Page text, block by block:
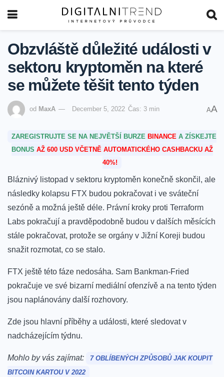
Obzvláště důležité události v
sektoru kryptoměn na které
se můžete těšit tento týden
od MaxA December 5, 2022 Čas: 3 min AA
ZAREGISTRUJTE SE NA NEJVĚTŠÍ BURZE BINANCE A ZÍSKEJTE
BONUS AŽ 600 USD VČETNĚ AUTOMATICKÉHO CASHBACKU AŽ
40%!
Bláznivý listopad v sektoru kryptoměn konečně skončil, ale
následky kolapsu FTX budou pokračovat i ve sváteční
sezóně a možná ještě déle. Právní kroky proti Terraform
Labs pokračují a pravděpodobně budou v dalších měsících
stále pokračovat, protože se orgány v Jižní Koreji budou
snažit rozmotat, co se stalo.
FTX ještě této fáze nedosáha. Sam Bankman-Fried
pokračuje ve své bizarní mediální ofenzívě a na tento týden
jsou naplánovány další rozhovory.
Zde jsou hlavní příběhy a události, které sledovat v
nadcházejícím týdnu.
Mohlo by vás zajímat:
7 OBLÍBENÝCH ZPŮSOBŮ JAK KOUPIT
BITCOIN KARTOU V 2022